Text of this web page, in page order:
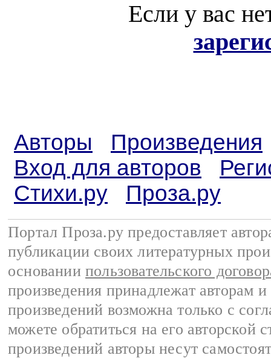
Если у вас
Авторы
Произведения
Вход для авторов
Стихи.ру
Проза.ру
Портал Проза.ру предоставляет
публикации своих литературных
основании пользовательского
произведения принадлежат авторам
произведений возможна только с
можете обратиться на его авторской
произведений авторы несут